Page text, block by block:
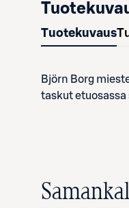
Tuotekuvaus
Björn Borg
taskut etuosassa